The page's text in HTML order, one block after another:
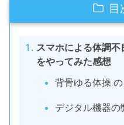
目
スマホによる体調
をやってみた感想
背骨ゆる体操
デジタル機器の